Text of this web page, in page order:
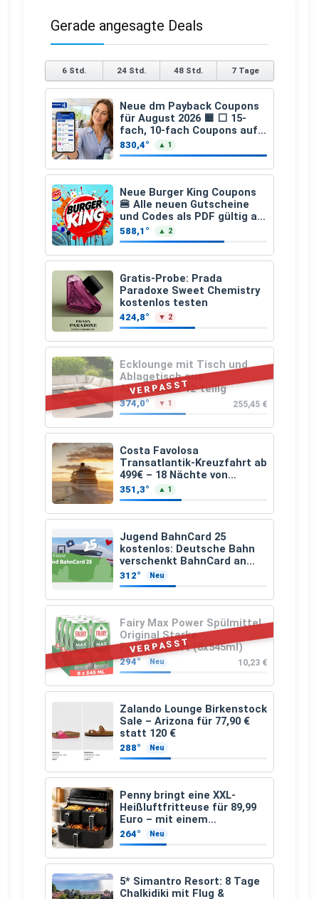
Gerade angesagte Deals
6 Std. 24 Std. 48 Std. 7 Tage
Neue dm Payback Coupons
für August 2026 🟦 ⬜ 15-
fach, 10-fach Coupons auf
den gesamten Einkauf ab 2
€
830,4° ▲ 1
Neue Burger King Coupons
🍔 Alle neuen Gutscheine
und Codes als PDF gültig ab
25.07.2026 bis 04.09.2026
588,1° ▲ 2
Gratis-Probe: Prada
Paradoxe Sweet Chemistry
kostenlos testen
424,8° ▼ 2
VERPASST
Ecklounge mit Tisch und
Ablagetisch aus
Akazienholz 12-teilig
374,0° ▼ 1 255,45 €
Costa Favolosa
Transatlantik-Kreuzfahrt ab
499€ – 18 Nächte von
Hamburg nach Guadeloupe
351,3° ▲ 1
Jugend BahnCard 25
kostenlos: Deutsche Bahn
verschenkt BahnCard an
Kinder und Jugendliche
312° Neu
VERPASST
Fairy Max Power Spülmittel
Original Starke
Fettlösekraft (8x545ml)
294° Neu 10,23 €
Zalando Lounge Birkenstock
Sale – Arizona für 77,90 €
statt 120 €
288° Neu
Penny bringt eine XXL-
Heißluftfritteuse für 89,99
Euro – mit einem
besonderen Vorteil
264° Neu
5* Simantro Resort: 8 Tage
Chalkidiki mit Flug &